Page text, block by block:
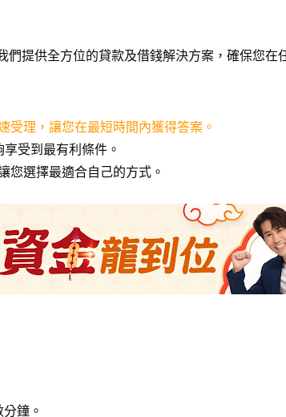
提供全方位的貸款及借錢解決方案，確保您在
受理，讓您在最短時間內獲得答案。
受到最有利條件。
您選擇最適合自己的方式。
鐘。